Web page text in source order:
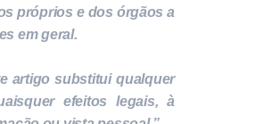
próprios e dos órgãos a
em geral.
artigo substitui qualquer
efeitos legais, à